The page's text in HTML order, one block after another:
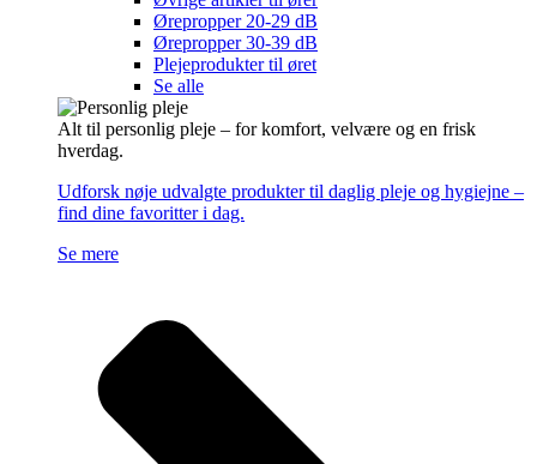
Ørepropper 20-29 dB
Ørepropper 30-39 dB
Plejeprodukter til øret
Se alle
Alt til personlig pleje – for komfort, velvære og en frisk
hverdag.
Udforsk nøje udvalgte produkter til daglig pleje og hygiejne –
find dine favoritter i dag.
Se mere